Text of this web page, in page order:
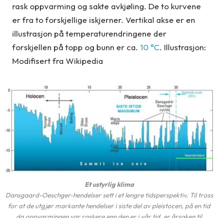
rask oppvarming og sakte avkjøling. De to kurvene
er fra to forskjellige iskjerner. Vertikal akse er en
illustrasjon på temperaturendringene der
forskjellen på topp og bunn er ca. 10 °C. Illustrasjon:
Modifisert fra Wikipedia
Et ustyrlig klima
Dansgaard-Oeschger-hendelser sett i et lengre tidsperspektiv. Til tross
for at de utgjør markante hendelser i siste del av pleistocen, på en tid